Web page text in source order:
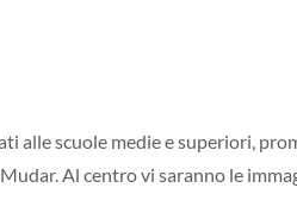
alle scuole medie e superiori,
Al centro vi saranno le